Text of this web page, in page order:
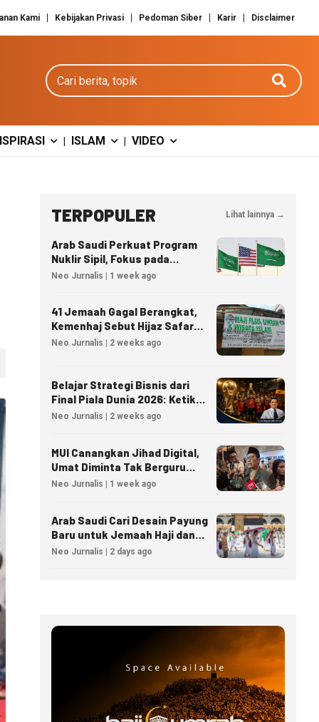
Kami Kebijakan Privasi Pedoman Siber Karir Disclaimer
Cari berita
| ISLAM | VIDEO
TERPOPULER Lihat lainnya →
Arab Saudi Perkuat Program
Nuklir Sipil, Fokus pada
Transfer Teknologi dan
Neo Jurnalis | 1 week ago
41 Jemaah Gagal Berangkat,
Kemenhaj Sebut Hijaz Safar
Tidak Masuk Daftar Resmi
Neo Jurnalis | 2 weeks ago
Belajar Strategi Bisnis dari
Final Piala Dunia 2026: Ketika
Taktik Sepak Bola Menjadi
Neo Jurnalis | 2 weeks ago
MUI Canangkan Jihad Digital,
Umat Diminta Tak Berguru
Agama Lewat AI
Neo Jurnalis | 1 week ago
Arab Saudi Cari Desain Payung
Baru untuk Jemaah Haji dan
Umrah
Neo Jurnalis | 2 days ago